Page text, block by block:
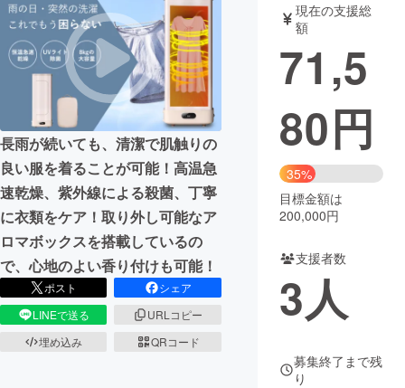
テクノロジー・ガジェット
映像・映画 書籍・雑誌
ビジネス・起業 チャレンジ
まちづくり・地域活性化
CAMPFIRE for Social Good
CAMPFIRE Creation
CAMPFIREふるさと納税
コミュニティ
長雨が続いても、清潔で肌触りの
良い服を着ることが可能！高温急
速乾燥、紫外線による殺菌、丁寧
に衣類をケア！取り外し可能なア
ロマボックスを搭載しているの
で、心地のよい香り付けも可能！
ポスト
シェア
LINEで送る
URLコピー
埋め込み
QRコード
現在の支援総
額
71,5
80円
35%
目標金額は
200,000円
支援者数
3人
募集終了まで残
り